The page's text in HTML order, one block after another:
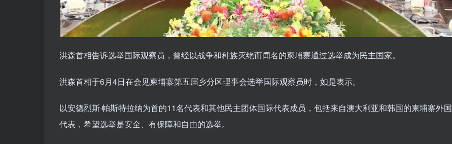
洪森首相告诉选举国际观察员，曾经以战争和种族灭绝而闻名的柬埔寨通过选举成为民主国家。
洪森首相于6月4日在会见柬埔寨第五届乡分区理事会选举国际观察员时，如是表示。
以安德烈斯·帕斯特拉纳为首的11名代表和其他民主团体国际代表成员，包括来自澳大利亚和韩国的柬埔寨外国
代表，希望选举是安全、有保障和自由的选举。